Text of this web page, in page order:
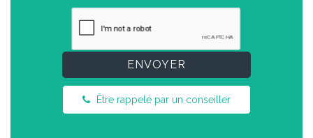
ENVOYER
Être rappelé par un conseiller